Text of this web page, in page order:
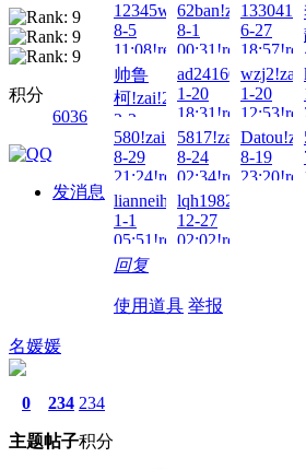
积分
6036
发消息
12345wto!zai!2026-
8-5
11:08!read!
62ban!zai!2026-
8-1
00:31!read!
6-27
帅鲁
柯!zai!2026-
2-3
13:02!read!
1-20
18:31!read!
1-20
580!zai!2025-
8-29
21:24!read!
5817!zai!2025-
8-24
02:34!read!
8-19
lianneihuozai!zai!2025-
1-1
05:51!read!
12-27
02:02!read!
回复
使用道具 举报
名媛媛
0
主题
234
帖子
234
积分